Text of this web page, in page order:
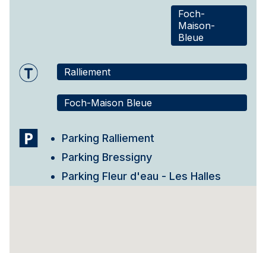
Foch-
Maison-
Bleue
Ralliement
Foch-Maison Bleue
Parking Ralliement
Parking Bressigny
Parking Fleur d'eau - Les Halles